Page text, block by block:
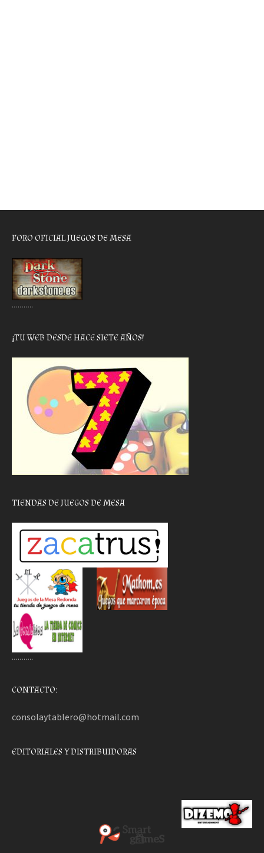
FORO OFICIAL JUEGOS DE MESA
………..
¡TU WEB DESDE HACE SIETE AÑOS!
TIENDAS DE JUEGOS DE MESA
………..
CONTACTO:
consolaytablero@hotmail.com
EDITORIALES Y DISTRIBUIDORAS